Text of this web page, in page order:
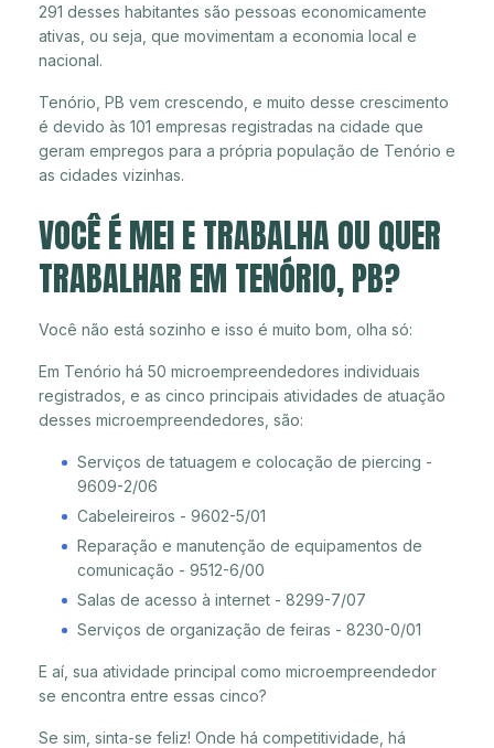
291 desses habitantes são pessoas economicamente
ativas, ou seja, que movimentam a economia local e
nacional.
Tenório, PB vem crescendo, e muito desse crescimento
é devido às 101 empresas registradas na cidade que
geram empregos para a própria população de Tenório e
as cidades vizinhas.
VOCÊ É MEI E TRABALHA OU QUER
TRABALHAR EM TENÓRIO, PB?
Você não está sozinho e isso é muito bom, olha só:
Em Tenório há 50 microempreendedores individuais
registrados, e as cinco principais atividades de atuação
desses microempreendedores, são:
Serviços de tatuagem e colocação de piercing -
9609-2/06
Cabeleireiros - 9602-5/01
Reparação e manutenção de equipamentos de
comunicação - 9512-6/00
Salas de acesso à internet - 8299-7/07
Serviços de organização de feiras - 8230-0/01
E aí, sua atividade principal como microempreendedor
se encontra entre essas cinco?
Se sim, sinta-se feliz! Onde há competitividade, há